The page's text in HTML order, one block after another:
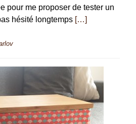
pour me proposer de tester un
hésité longtemps […]